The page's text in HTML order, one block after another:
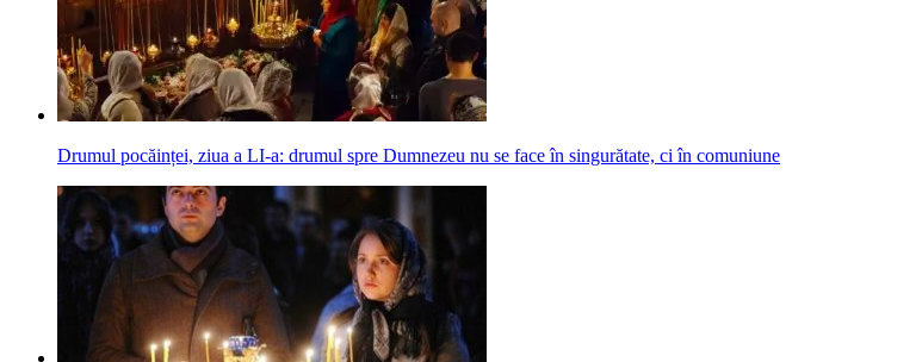
Drumul pocăinței, ziua a LI-a: drumul spre Dumnezeu nu se face în singurătate, ci în comuniune